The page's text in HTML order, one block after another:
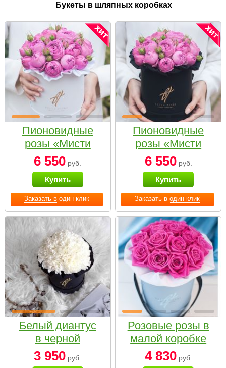
Букеты в шляпных коробках
Заказать в один клик
Пионовидные
розы «Мисти
бабблс» в белой
коробке Small
6 550 руб.
Купить
Заказать в один клик
Пионовидные
розы «Мисти
бабблс» в
черной коробке
Small
6 550руб.
Купить
Белый диантус
в черной
коробке Small
3 950 руб.
Розовые розы в
малой коробке
4 830руб.